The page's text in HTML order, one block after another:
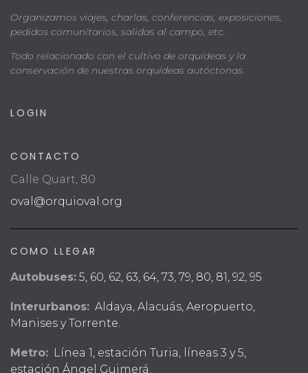
Organizamos viajes, charlas, conferencias, exposiciones,
pedidos comunitarios, salidas al campo, etc.
Todo relacionado con el cultivo de orquídeas y la
conservación de nuestras orquídeas autóctonas.
LOGIN
CONTACTO
Calle Quart, 80
oval@orquioval.org
COMO LLEGAR
Autobuses: 5, 60, 62, 63, 64, 73, 79, 80, 81, 92, 95
Interurbanos: Aldaya, Alacuás, Aeropuerto,
Manises y Torrente.
Metro: Línea 1, estación Turia, líneas 3 y 5,
estación Ángel Guimerá.